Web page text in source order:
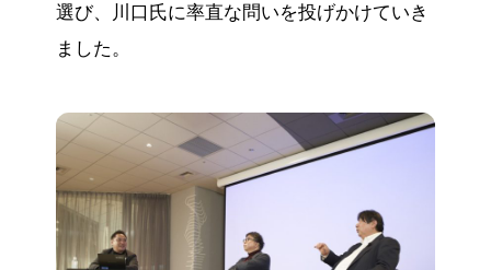
選び、川口氏に率直な問いを投げかけていき
ました。